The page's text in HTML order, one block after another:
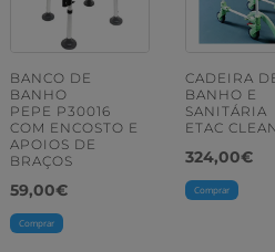
BANCO DE
BANHO
PEPE P30016
COM ENCOSTO E
APOIOS DE
BRAÇOS
59,00€
Comprar
CADEIRA
BANHO E
SANITÁRIA
ETAC
324,00€
Comprar